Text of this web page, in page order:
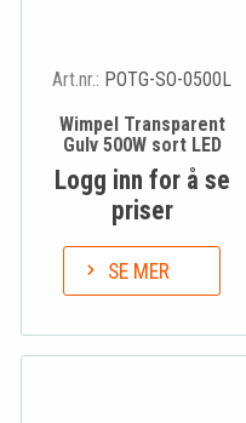
Art.nr.: POTG-SO-0500L
Wimpel Transparent
Gulv 500W sort LED
Logg inn for å se
priser
SE MER